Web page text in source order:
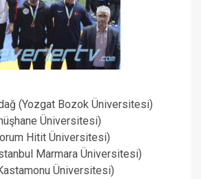
(Yozgat Bozok Üniversitesi)
Üniversitesi)
Hitit Üniversitesi)
Marmara Üniversitesi)
Üniversitesi)